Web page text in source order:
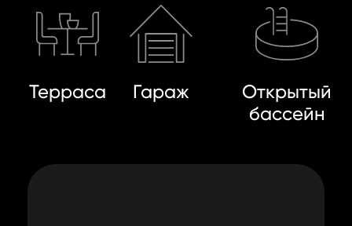
Терраса Гараж
Открытый
бассейн